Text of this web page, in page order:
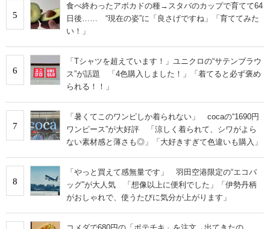
5
食べ終わったアボカドの種→スタバのカップで育てて64
日後…… “現在の姿”に「良さげですね」「育ててみた
い！」
6
「Tシャツを超えています！」ユニクロの“サテンブラウ
ス”が話題 「4色購入しました！」「着てると必ず褒め
られる！！」
7
「暑くてこのワンピしか着られない」 cocaの“1690円
ワンピース”が大好評 「涼しく着られて、シワがよら
ない素材感と薄さも◎」「大好きすぎて色違いも購入」
8
「やっと買えて感無量です」 羽田空港限定の“エコバ
ッグ”が大人気 「想像以上に便利でした」「伊勢丹柄
がおしゃれで、使うたびに気分が上がります」